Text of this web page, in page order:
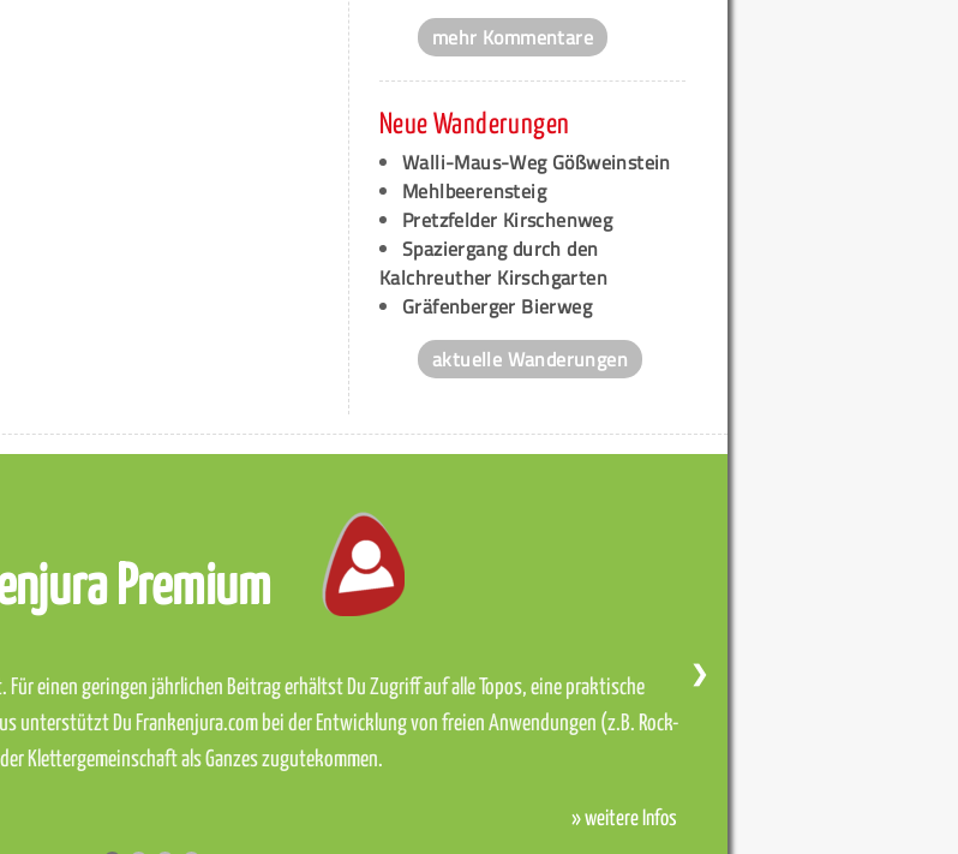
mehr Kommentare
Neue Wanderungen
Walli-Maus-Weg Gößweinstein
Mehlbeerensteig
Pretzfelder Kirschenweg
Spaziergang durch den
Kalchreuther Kirschgarten
Gräfenberger Bierweg
aktuelle Wanderungen
Premium
Für einen geringen jährlichen Beitrag erhältst Du Zugriff auf alle Topos, eine praktische
unterstützt Du Frankenjura.com bei der Entwicklung von freien Anwendungen (z.B. Rock-
Klettergemeinschaft als Ganzes zugutekommen.
» weitere Infos
❯